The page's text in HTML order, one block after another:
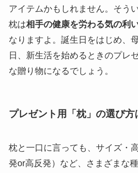
アイテムかもしれません。そう
枕は相手の健康を労わる気の利
なりますよ。誕生日をはじめ、
日、新生活を始めるときのプレ
な贈り物になるでしょう。
プレゼント用「枕」の選び方
枕と一口に言っても、サイズ・
発or高反発）など、さまざまな